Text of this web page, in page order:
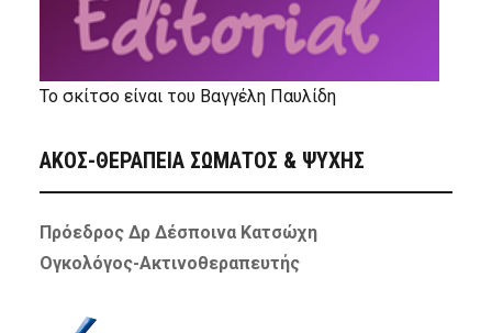
Το σκίτσο είναι του Βαγγέλη Παυλίδη
ΑΚΟΣ-ΘΕΡΑΠΕΙΑ ΣΩΜΑΤΟΣ & ΨΥΧΗΣ
Πρόεδρος Δρ Δέσποινα Κατσώχη
Ογκολόγος-Ακτινοθεραπευτής